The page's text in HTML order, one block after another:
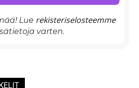
Lue rekisteriselosteemme
varten.